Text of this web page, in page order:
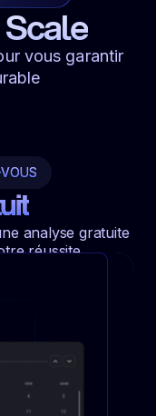
vous garantir
analyse gratuite
réussite.